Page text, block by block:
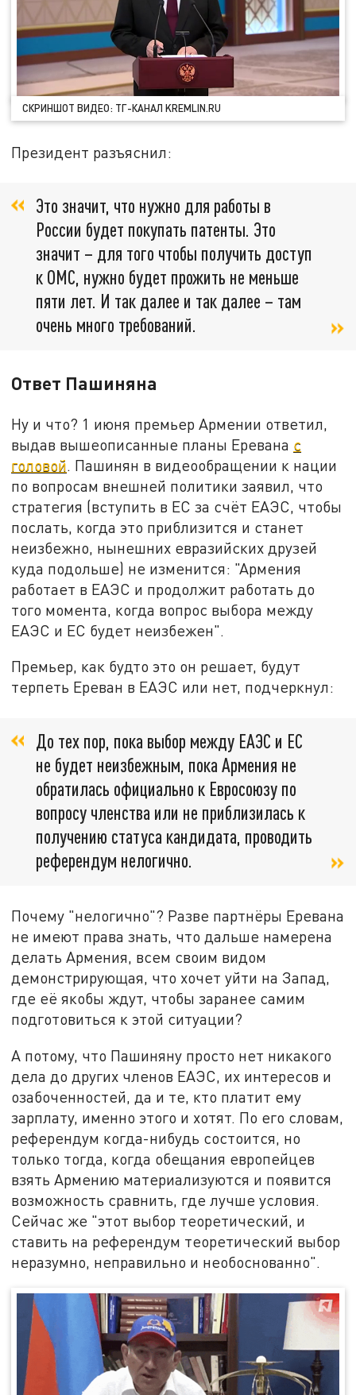
СКРИНШОТ ВИДЕО: ТГ-КАНАЛ KREMLIN.RU
Президент разъяснил:
Это значит, что нужно для работы в
России будет покупать патенты. Это
значит – для того чтобы получить доступ
к ОМС, нужно будет прожить не меньше
пяти лет. И так далее и так далее – там
очень много требований.
Ответ Пашиняна
Ну и что? 1 июня премьер Армении ответил,
выдав вышеописанные планы Еревана с
головой. Пашинян в видеообращении к нации
по вопросам внешней политики заявил, что
стратегия (вступить в ЕС за счёт ЕАЭС, чтобы
послать, когда это приблизится и станет
неизбежно, нынешних евразийских друзей
куда подольше) не изменится: "Армения
работает в ЕАЭС и продолжит работать до
того момента, когда вопрос выбора между
ЕАЭС и ЕС будет неизбежен".
Премьер, как будто это он решает, будут
терпеть Ереван в ЕАЭС или нет, подчеркнул:
До тех пор, пока выбор между ЕАЭС и ЕС
не будет неизбежным, пока Армения не
обратилась официально к Евросоюзу по
вопросу членства или не приблизилась к
получению статуса кандидата, проводить
референдум нелогично.
Почему "нелогично"? Разве партнёры Еревана
не имеют права знать, что дальше намерена
делать Армения, всем своим видом
демонстрирующая, что хочет уйти на Запад,
где её якобы ждут, чтобы заранее самим
подготовиться к этой ситуации?
А потому, что Пашиняну просто нет никакого
дела до других членов ЕАЭС, их интересов и
озабоченностей, да и те, кто платит ему
зарплату, именно этого и хотят. По его словам,
референдум когда-нибудь состоится, но
только тогда, когда обещания европейцев
взять Армению материализуются и появится
возможность сравнить, где лучше условия.
Сейчас же "этот выбор теоретический, и
ставить на референдум теоретический выбор
неразумно, неправильно и необоснованно".